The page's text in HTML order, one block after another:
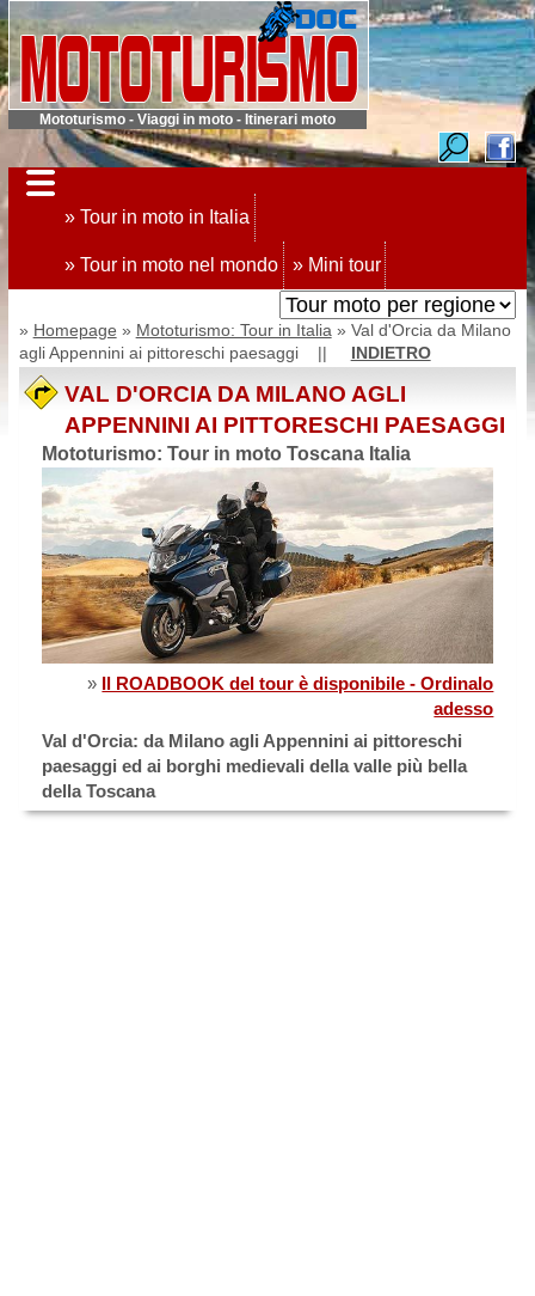
Mototurismo - Viaggi in moto - Itinerari moto
» Tour in moto in Italia
» Tour in moto nel mondo » Mini tour
» Homepage » Mototurismo: Tour in Italia » Val d'Orcia da Milano
agli Appennini ai pittoreschi paesaggi || INDIETRO
VAL D'ORCIA DA MILANO AGLI
APPENNINI AI PITTORESCHI PAESAGGI
Mototurismo: Tour in moto Toscana Italia
» Il ROADBOOK del tour è disponibile - Ordinalo
adesso
Val d'Orcia: da Milano agli Appennini ai pittoreschi
paesaggi ed ai borghi medievali della valle più bella
della Toscana